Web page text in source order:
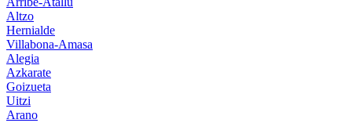
Altzo
Hernialde
Villabona-Amasa
Alegia
Azkarate
Goizueta
Uitzi
Arano